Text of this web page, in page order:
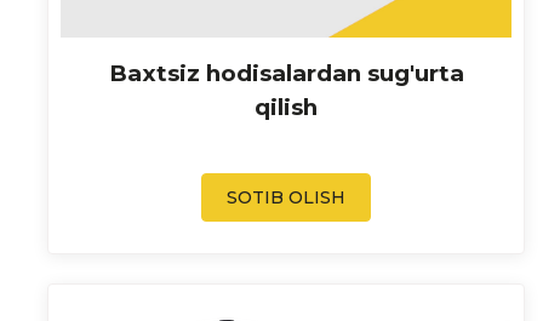
Baxtsiz hodisalardan sug'urta
qilish
SOTIB OLISH